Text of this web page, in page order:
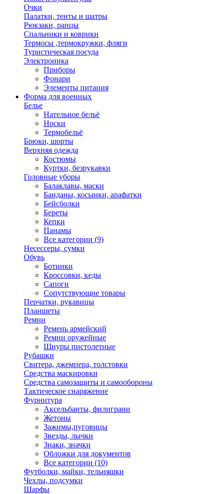
Очки
Палатки, тенты и шатры
Рюкзаки, ранцы
Спальники и коврики
Термосы ,термокружки, фляги
Туристическая посуда
Электроника
Приборы
Фонари
Элементы питания
Форма для военных
Белье
Нательное бельё
Носки
Термобельё
Брюки, шорты
Верхняя одежда
Костюмы
Куртки, безрукавки
Головные уборы
Балаклавы, маски
Банданы, косынки, арафатки
Бейсболки
Береты
Кепки
Панамы
Все категории (9)
Несессеры, сумки
Обувь
Ботинки
Кроссовки, кеды
Сапоги
Сопутствующие товары
Перчатки, рукавицы
Планшеты
Ремни
Ремень армейский
Ремни оружейные
Шнуры пистолетные
Рубашки
Свитера, джемпера, толстовки
Средства маскировки
Средства самозащиты и самообороны
Тактическое снаряжение
Фурнитура
Аксельбанты, филиграни
Жетоны
Зажимы,пуговицы
Звезды, лычки
Знаки, значки
Обложки для документов
Все категории (10)
Футболки, майки, тельняшки
Чехлы, подсумки
Шарфы